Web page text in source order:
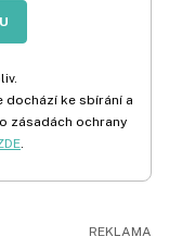
dochází ke sbírání a
zásadách ochrany
.